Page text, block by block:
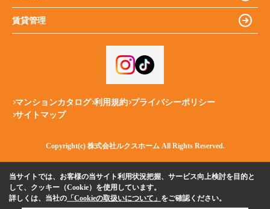
賃貸管理
マンションカタログ 利用規約 プライバシーポリシー
サイトマップ
Copyright(c) 株式会社ルクスホーム All Rights Reserved.
当サイトでは、お客様の当サイト利用状況把握、サービス向上検討を目的と
して、クッキー（Cookie）を使用しています。
詳しくは、当社の 「Cookieの取扱いについて」 をご確認ください。